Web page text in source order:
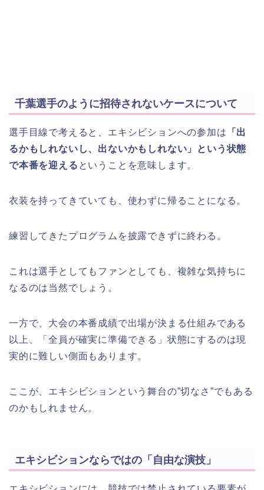
千葉選手のように招待されないケースについて
選手目線で考えると、エキシビションへの参加は 「出
るかもしれないし、出ないかもしれない」という状態
で本番を迎える ということを意味します。
衣装を持ってきていても、使わずに帰ることになる。
練習してきたプログラムを披露できずに終わる。
これは選手としてもファンとしても、複雑な気持ちに
なるのは当然でしょう。
一方で、大会の本番成績で出場が決まる仕組みである
以上、「全員が確実に準備できる」状態にするのは現
実的に難しい側面もあります。
ここが、エキシビションという舞台の”切なさ”でもある
のかもしれません。
エキシビションならではの「自由な演技」